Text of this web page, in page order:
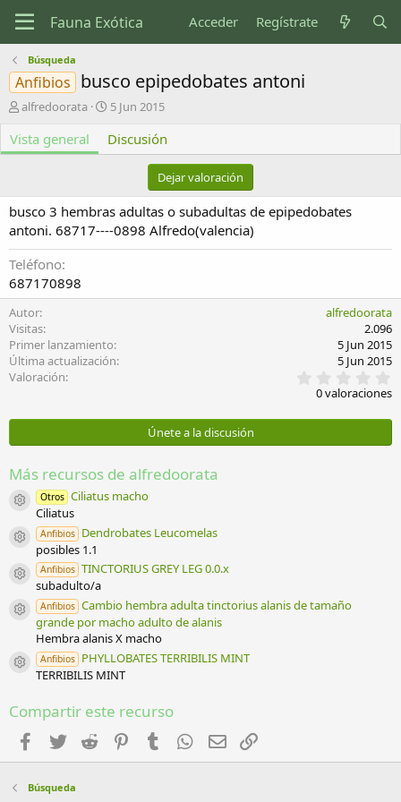
Acceder Regístrate
Búsqueda
Anfibios busco epipedobates antoni
A
t
o
alfredoorata
F
c
h
c
r
e
i
5 Jun 2015
Vista general Discusión
Dejar valoración
busco 3 hembras adultas o subadultas de epipedobates
antoni. 68717----0898 Alfredo(valencia)
Teléfono
687170898
Autor
alfredoorata
Visitas
2.096
Primer lanzamiento
5 Jun 2015
Última actualización
5 Jun 2015
Valoración
,
0
s
0 valoraciones
Únete a la discusión
Más recursos de alfredoorata
Icono del recurso
Otros Ciliatus macho
Ciliatus
Icono del recurso
Anfibios Dendrobates Leucomelas
posibles 1.1
Icono del recurso
Anfibios TINCTORIUS GREY LEG 0.0.x
subadulto/a
Icono del recurso
Anfibios Cambio hembra adulta tinctorius alanis de tamaño
grande por macho adulto de alanis
Hembra alanis X macho
Icono del recurso
Anfibios PHYLLOBATES TERRIBILIS MINT
TERRIBILIS MINT
Compartir este recurso
Facebook
Twitter Reddit PinterestTumblr WhatsApp
Email
Búsqueda